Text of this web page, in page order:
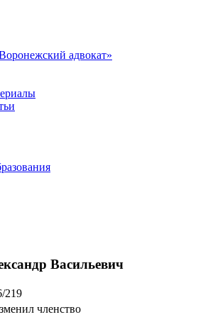
адвокат»
Васильевич
219
членство